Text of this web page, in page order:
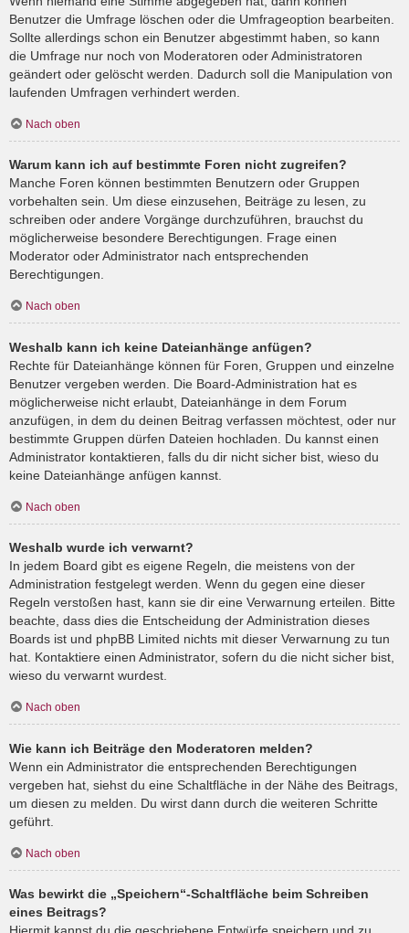
Benutzer die Umfrage löschen oder die Umfrageoption bearbeiten.
Sollte allerdings schon ein Benutzer abgestimmt haben, so kann
die Umfrage nur noch von Moderatoren oder Administratoren
geändert oder gelöscht werden. Dadurch soll die Manipulation von
laufenden Umfragen verhindert werden.
Nach oben
Warum kann ich auf bestimmte Foren nicht zugreifen?
Manche Foren können bestimmten Benutzern oder Gruppen
vorbehalten sein. Um diese einzusehen, Beiträge zu lesen, zu
schreiben oder andere Vorgänge durchzuführen, brauchst du
möglicherweise besondere Berechtigungen. Frage einen
Moderator oder Administrator nach entsprechenden
Berechtigungen.
Nach oben
Weshalb kann ich keine Dateianhänge anfügen?
Rechte für Dateianhänge können für Foren, Gruppen und einzelne
Benutzer vergeben werden. Die Board-Administration hat es
möglicherweise nicht erlaubt, Dateianhänge in dem Forum
anzufügen, in dem du deinen Beitrag verfassen möchtest, oder nur
bestimmte Gruppen dürfen Dateien hochladen. Du kannst einen
Administrator kontaktieren, falls du dir nicht sicher bist, wieso du
keine Dateianhänge anfügen kannst.
Nach oben
Weshalb wurde ich verwarnt?
In jedem Board gibt es eigene Regeln, die meistens von der
Administration festgelegt werden. Wenn du gegen eine dieser
Regeln verstoßen hast, kann sie dir eine Verwarnung erteilen. Bitte
beachte, dass dies die Entscheidung der Administration dieses
Boards ist und phpBB Limited nichts mit dieser Verwarnung zu tun
hat. Kontaktiere einen Administrator, sofern du die nicht sicher bist,
wieso du verwarnt wurdest.
Nach oben
Wie kann ich Beiträge den Moderatoren melden?
Wenn ein Administrator die entsprechenden Berechtigungen
vergeben hat, siehst du eine Schaltfläche in der Nähe des Beitrags,
um diesen zu melden. Du wirst dann durch die weiteren Schritte
geführt.
Nach oben
Was bewirkt die „Speichern“-Schaltfläche beim Schreiben
eines Beitrags?